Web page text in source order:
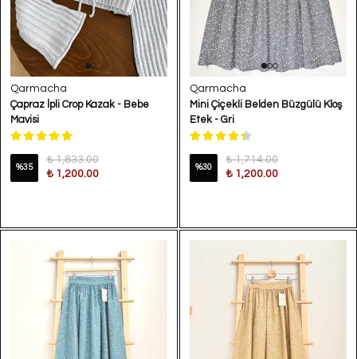
Qarmacha
Çapraz İpli Crop Kazak - Bebe
Mavisi
%35
₺ 1,833.00
₺ 1,200.00
Qarmacha
Mini Çiçekli Belden Büzgülü Kloş
Etek - Gri
%30
₺ 1,714.00
₺ 1,200.00